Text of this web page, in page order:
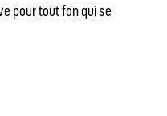
pour tout fan qui se